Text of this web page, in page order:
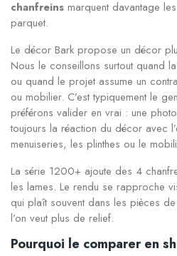
chanfreins marquent davantage
parquet.
Le décor Bark propose un décor
Nous le conseillons surtout quand
ou quand le projet assume un
ou mobilier. C’est typiquement le
préférons valider en vrai : une
toujours la réaction du décor avec
menuiseries, les plinthes ou le
La série 1200+ ajoute des 4
les lames. Le rendu se rapproche
qui plaît souvent dans les pièces
l’on veut plus de relief.
Pourquoi le comparer en